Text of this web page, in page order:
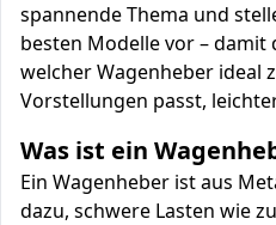
spannende Thema und
besten Modelle vor – damit
welcher Wagenheber ideal
Vorstellungen passt,
Was ist ein
Ein Wagenheber ist aus
dazu, schwere Lasten wie